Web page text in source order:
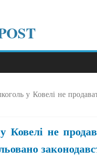
у Ковелі не
не